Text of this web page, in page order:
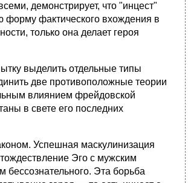
демонстрирует, что "инцест"
фактического вхождения в
только она делает героя
выделить отдельные типы
две противоположные теории
влиянием фрейдовской
в свете его последних
Успешная маскулинизация
Эго с мужским
бессознательного. Эта борьба